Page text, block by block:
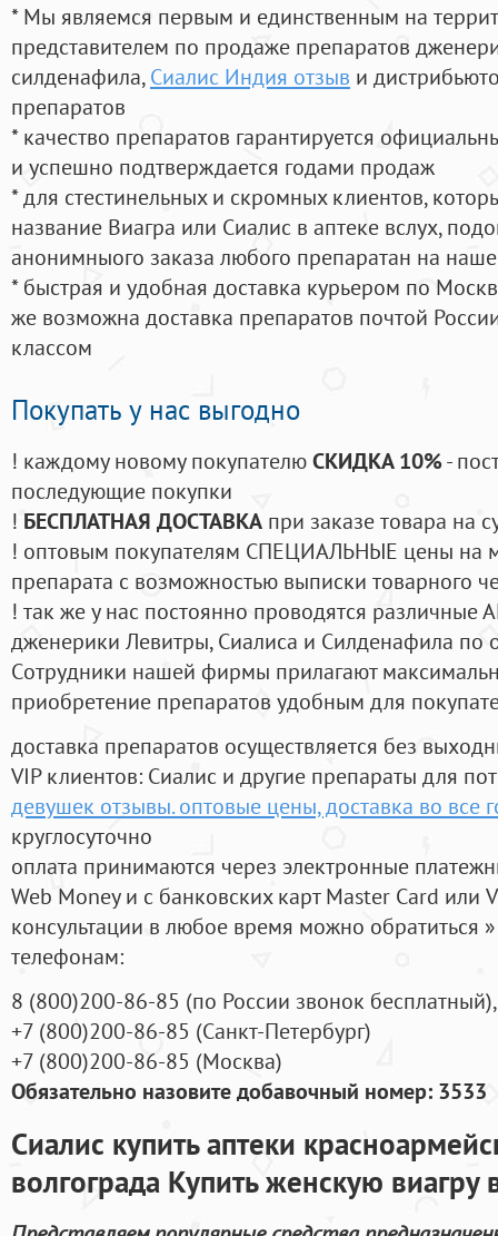
* Мы являемся первым и единственным на
представителем по продаже препаратов
силденафила, Сиалис Индия отзыв и
препаратов
* качество препаратов гарантируется
и успешно подтверждается годами продаж
* для стестинельных и скромных клиентов,
название Виагра или Сиалис в аптеке вслух,
анонимныого заказа любого препаратан на
* быстрая и удобная доставка курьером по
же возможна доставка препаратов почтой
классом
Покупать у нас выгодно
! каждому новому покупателюСКИДКА 10%-
последующие покупки
! БЕСПЛАТНАЯ ДОСТАВКА при заказе товара на
! оптовым покупателям СПЕЦИАЛЬНЫЕ цены на
препарата с возможностью выписки товарного
! так же у нас постоянно проводятся
дженерики Левитры, Сиалиса и Силденафила по
Cотрудники нашей фирмы прилагают
приобретение препаратов удобным для
доставка препаратов осуществляется без
VIP клиентов: Сиалис и другие препараты для
девушек отзывы. оптовые цены, доставка во все
круглосуточно
оплата принимаются через электронные
Web Money и с банковских карт Master Card или
консультации в любое время можно обратиться
телефонам:
8 (800)200-86-85 (по России звонок бесплатный),
+7 (800)200-86-85 (Санкт-Петербург)
+7 (800)200-86-85 (Москва)
Обязательно назовите добавочный номер: 3533
Сиалис купить аптеки
волгограда Купить женскую виагру